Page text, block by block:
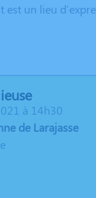
un lieu
à 14h30
de Larajasse